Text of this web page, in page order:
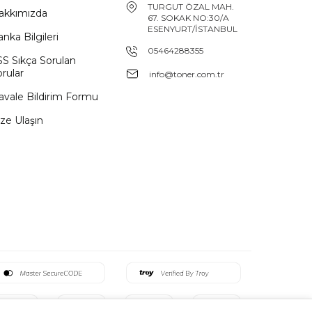
Bilgileri
Sıkça Sorulan
Bildirim Formu
Ulaşın
TURGUT ÖZAL MAH.
67. SOKAK NO:30/A
ESENYURT/İSTANBUL
05464288355
info@toner.com.tr